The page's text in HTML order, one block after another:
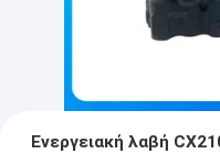
Ενεργειακή λαβή